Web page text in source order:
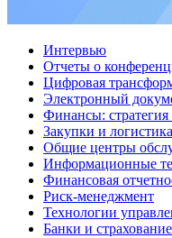
Интервью
Отчеты о
Цифровая
Электронный
Финансы: стратегия
Закупки и логистика
Общие центры
Информационные
Финансовая
Риск-менеджмент
Технологии
Банки и страхование